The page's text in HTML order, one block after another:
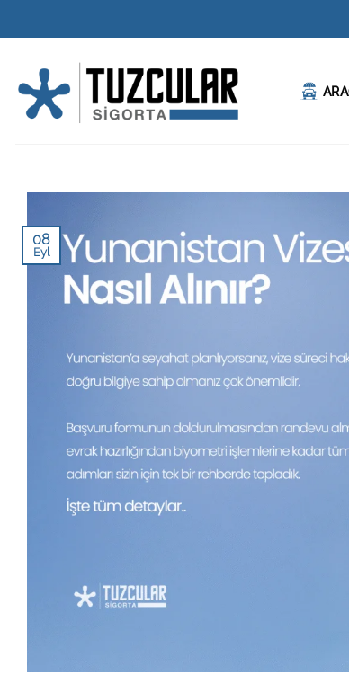
atla
08
Eyl